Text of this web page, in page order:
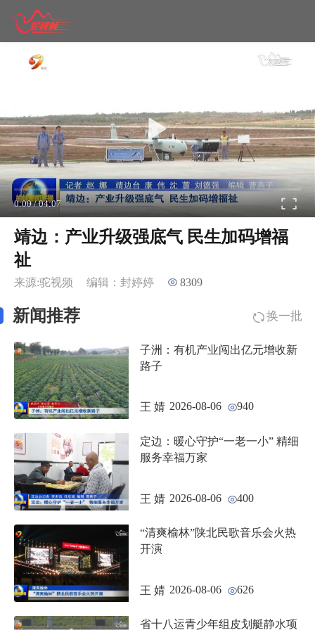
0:00/04:07
靖边：产业升级强底气 民生加码增福
祉
来源:驼视频 编辑：封婷婷 8309
新闻推荐 换一批
子洲：有机产业闯出亿元增收新
路子
王 婧 2026-08-06 940
定边：暖心守护“一老一小” 精细
服务幸福万家
王 婧 2026-08-06 400
“清爽榆林”陕北民歌音乐会火热
开演
王 婧 2026-08-06 626
省十八运青少年组皮划艇静水项